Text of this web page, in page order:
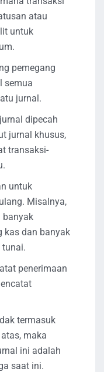
atau
untuk
pemegang
semua
jurnal.
dipecah
jurnal khusus,
transaksi-
untuk
Misalnya,
banyak
kas dan banyak
tunai.
penerimaan
termasuk
maka
ini adalah
saat ini.